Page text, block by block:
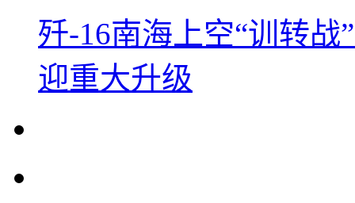
歼-16南海上空“训转
迎重大升级